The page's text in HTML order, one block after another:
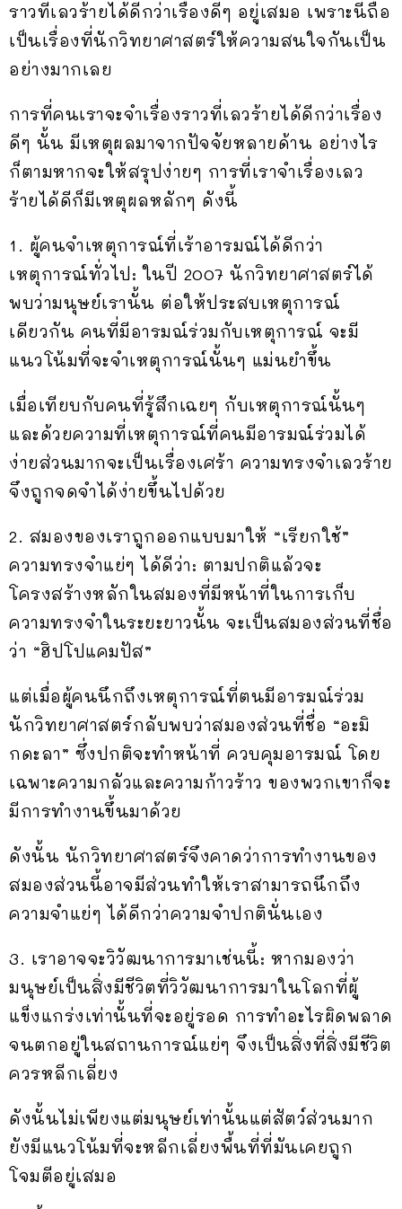
ราวที่เลวร้ายได้ดีกว่าเรื่องดีๆ อยู่เสมอ เพราะนี่ถือ
เป็นเรื่องที่นักวิทยาศาสตร์ให้ความสนใจกันเป็น
อย่างมากเลย
การที่คนเราจะจำเรื่องราวที่เลวร้ายได้ดีกว่าเรื่อง
ดีๆ นั้น มีเหตุผลมาจากปัจจัยหลายด้าน อย่างไร
ก็ตามหากจะให้สรุปง่ายๆ การที่เราจำเรื่องเลว
ร้ายได้ดีก็มีเหตุผลหลักๆ ดังนี้
1. ผู้คนจำเหตุการณ์ที่เร้าอารมณ์ได้ดีกว่า
เหตุการณ์ทั่วไป: ในปี 2007 นักวิทยาศาสตร์ได้
พบว่ามนุษย์เรานั้น ต่อให้ประสบเหตุการณ์
เดียวกัน คนที่มีอารมณ์ร่วมกับเหตุการณ์ จะมี
แนวโน้มที่จะจำเหตุการณ์นั้นๆ แม่นยำขึ้น
เมื่อเทียบกับคนที่รู้สึกเฉยๆ กับเหตุการณ์นั้นๆ
และด้วยความที่เหตุการณ์ที่คนมีอารมณ์ร่วมได้
ง่ายส่วนมากจะเป็นเรื่องเศร้า ความทรงจำเลวร้าย
จึงถูกจดจำได้ง่ายขึ้นไปด้วย
2. สมองของเราถูกออกแบบมาให้ “เรียกใช้”
ความทรงจำแย่ๆ ได้ดีว่า: ตามปกติแล้วจะ
โครงสร้างหลักในสมองที่มีหน้าที่ในการเก็บ
ความทรงจำในระยะยาวนั้น จะเป็นสมองส่วนที่ชื่อ
ว่า “ฮิปโปแคมปัส”
แต่เมื่อผู้คนนึกถึงเหตุการณ์ที่ตนมีอารมณ์ร่วม
นักวิทยาศาสตร์กลับพบว่าสมองส่วนที่ชื่อ “อะมิ
กดะลา” ซึ่งปกติจะทำหน้าที่ ควบคุมอารมณ์ โดย
เฉพาะความกลัวและความก้าวร้าว ของพวกเขาก็จะ
มีการทำงานขึ้นมาด้วย
ดังนั้น นักวิทยาศาสตร์จึงคาดว่าการทำงานของ
สมองส่วนนี้อาจมีส่วนทำให้เราสามารถนึกถึง
ความจำแย่ๆ ได้ดีกว่าความจำปกตินั่นเอง
3. เราอาจจะวิวัฒนาการมาเช่นนี้: หากมองว่า
มนุษย์เป็นสิ่งมีชีวิตที่วิวัฒนาการมาในโลกที่ผู้
แข็งแกร่งเท่านั้นที่จะอยู่รอด การทำอะไรผิดพลาด
จนตกอยู่ในสถานการณ์แย่ๆ จึงเป็นสิ่งที่สิ่งมีชีวิต
ควรหลีกเลี่ยง
ดังนั้นไม่เพียงแต่มนุษย์เท่านั้นแต่สัตว์ส่วนมาก
ยังมีแนวโน้มที่จะหลีกเลี่ยงพื้นที่ที่มันเคยถูก
โจมตีอยู่เสมอ